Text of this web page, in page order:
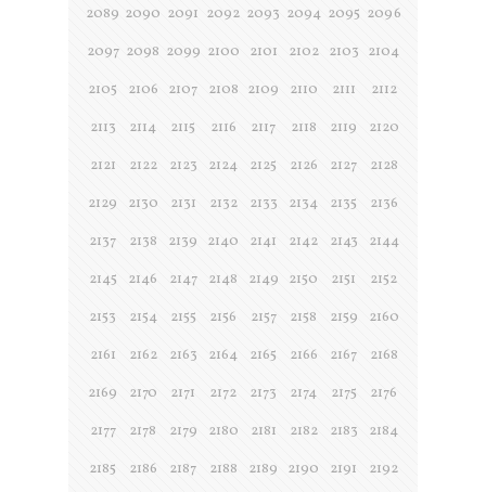
2089 2090 2091 2092 2093 2094 2095 2096
2097 2098 2099 2100 2101 2102 2103 2104
2105
2106 2107 2108 2109 2110 2111
2112
2113
2114 2115 2116 2117 2118 2119
2120
2121
2122 2123 2124 2125 2126 2127
2128
2129
2130 2131 2132 2133 2134 2135
2136
2137
2138 2139 2140 2141 2142 2143
2144
2145
2146 2147 2148 2149 2150 2151
2152
2153
2154 2155 2156 2157 2158 2159
2160
2161
2162 2163 2164 2165 2166 2167
2168
2169
2170 2171 2172 2173 2174 2175
2176
2177
2178 2179 2180 2181 2182 2183
2184
2185
2186 2187 2188 2189 2190 2191
2192